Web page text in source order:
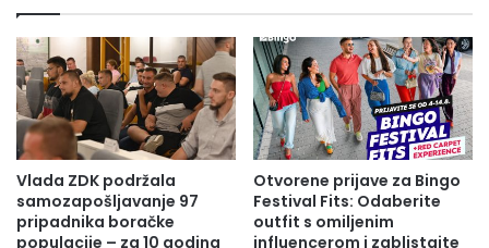
u
z
l
i
-
T
r
i
c
k
:
U
g
o
s
t
e
d
o
l
Vlada ZDK podržala
samozapošljavanje 97
pripadnika boračke
populacije – za 10 godina
Otvorene prijave za Bingo
Festival Fits: Odaberite
outfit s omiljenim
influencerom i zablistajte